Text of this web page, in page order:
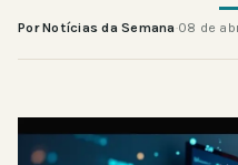
Por Notícias da Semana·08 de